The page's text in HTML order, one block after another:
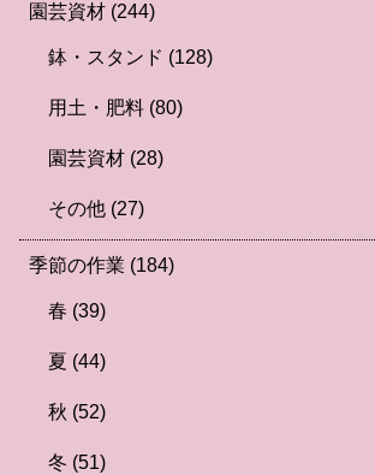
園芸資材 (244)
鉢・スタンド (128)
用土・肥料 (80)
園芸資材 (28)
その他 (27)
季節の作業 (184)
春 (39)
夏 (44)
秋 (52)
冬 (51)